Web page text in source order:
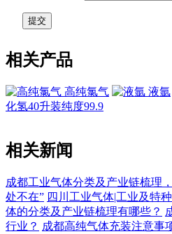
相关产品
高纯氯气 液氩
化氢40升装纯度99.9
相关新闻
成都工业气体分类及产业链梳理
处不在” 四川工业气体|工业及特
体的分类及产业链梳理有哪些？
行业？ 成都高纯气体充装注意事